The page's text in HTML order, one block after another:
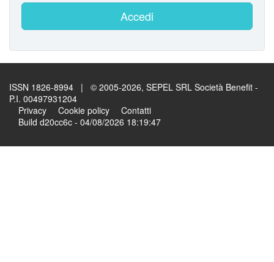
Accedi
ISSN 1826-8994 | © 2005-2026, SEPEL SRL Società Benefit -
P.I. 00497931204
Privacy
Cookie policy
Contatti
Build d20cc6c - 04/08/2026 18:19:47